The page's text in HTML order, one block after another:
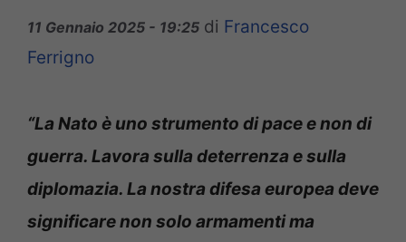
11 Gennaio 2025 - 19:25 di Francesco
Ferrigno
“La Nato è uno strumento di pace e non di
guerra. Lavora sulla deterrenza e sulla
diplomazia. La nostra difesa europea deve
significare non solo armamenti ma